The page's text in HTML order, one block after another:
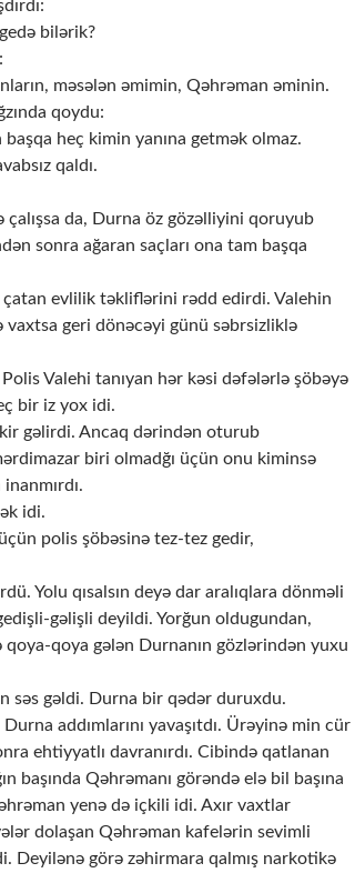
bilərik?
məsələn əmimin, Qəhrəman əminin.
qoydu:
başqa heç kimin yanına getmək olmaz.
qaldı.
çalışsa da, Durna öz gözəlliyini qoruyub
sonra ağaran saçları ona tam başqa
çatan evlilik təkliflərini rədd edirdi. Valehin
vaxtsa geri dönəcəyi günü səbrsizliklə
Valehi tanıyan hər kəsi dəfələrlə şöbəyə
bir iz yox idi.
gəlirdi. Ancaq dərindən oturub
biri olmadğı üçün onu kiminsə
idi.
polis şöbəsinə tez-tez gedir,
Yolu qısalsın deyə dar aralıqlara dönməli
gəlişli deyildi. Yorğun oldugundan,
qoya gələn Durnanın gözlərindən yuxu
səs gəldi. Durna bir qədər duruxdu.
Durna addımlarını yavaşıtdı. Ürəyinə min cür
ehtiyyatlı davranırdı. Cibində qatlanan
başında Qəhrəmanı görəndə elə bil başına
yenə də içkili idi. Axır vaxtlar
dolaşan Qəhrəman kafelərin sevimli
Deyilənə görə zəhirmara qalmış narkotikə